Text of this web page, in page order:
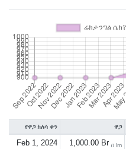
የዋጋ ክለሳ ቀን ዋጋ
Feb 1, 2024 1,000.00 Br በ lm